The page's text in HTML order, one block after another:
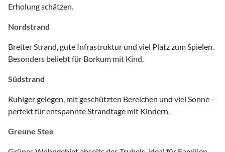
Erholung schätzen.
Nordstrand
Breiter Strand, gute Infrastruktur und viel Platz zum Spielen.
Besonders beliebt für Borkum mit Kind.
Südstrand
Ruhiger gelegen, mit geschützten Bereichen und viel Sonne –
perfekt für entspannte Strandtage mit Kindern.
Greune Stee